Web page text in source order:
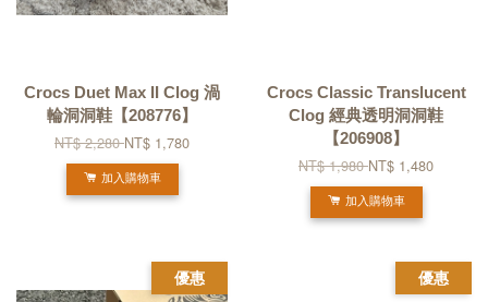
Crocs Duet Max II Clog 渦
輪洞洞鞋【208776】
NT$ 2,280NT$ 1,780
加入購物車
Crocs Classic Translucent
Clog 經典透明洞洞鞋
【206908】
NT$ 1,980NT$ 1,480
加入購物車
優惠 優惠